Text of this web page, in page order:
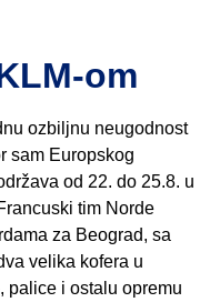
om
ozbiljnu neugodnost
sam Europskog
od 22. do 25.8. u
tim Norde
za Beograd, sa
velika kofera u
palice i ostalu opremu